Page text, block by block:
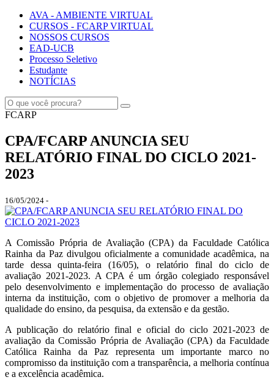
AVA - AMBIENTE VIRTUAL
CURSOS - FCARP VIRTUAL
NOSSOS CURSOS
EAD-UCB
Processo Seletivo
Estudante
NOTÍCIAS
FCARP
CPA/FCARP ANUNCIA SEU
RELATÓRIO FINAL DO CICLO 2021-
2023
16/05/2024 -
A Comissão Própria de Avaliação (CPA) da Faculdade Católica
Rainha da Paz divulgou oficialmente a comunidade acadêmica, na
tarde dessa quinta-feira (16/05), o relatório final do ciclo de
avaliação 2021-2023. A CPA é um órgão colegiado responsável
pelo desenvolvimento e implementação do processo de avaliação
interna da instituição, com o objetivo de promover a melhoria da
qualidade do ensino, da pesquisa, da extensão e da gestão.
A publicação do relatório final e oficial do ciclo 2021-2023 de
avaliação da Comissão Própria de Avaliação (CPA) da Faculdade
Católica Rainha da Paz representa um importante marco no
compromisso da instituição com a transparência, a melhoria contínua
e a excelência acadêmica.